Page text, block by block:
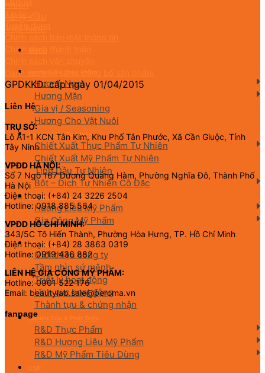
Hương Ngọt
Hương Mặn
Gia vị / Seasoning
Hương Cho Vật Nuôi
Nguyên Liệu Tự Nhiên
Chiết Xuất Thực Phẩm Tự Nhiên
Chiết Xuất Mỹ Phẩm Tự Nhiên
Tinh Dầu Tự Nhiên
Bột – Dịch Tự Nhiên Cô Đặc
Hương Liệu Mỹ Phẩm & Gia Công
Hương Liệu Mỹ Phẩm
Gia Công Mỹ Phẩm
Về chúng tôi
Giới thiệu công ty
Tầm nhìn sứ mệnh
Triết lý hoạt động
Lĩnh vực hoạt động
Thành tựu & chứng nhận
Nghiên Cứu & Phát Triển
R&D Thực Phẩm
R&D Hương Liệu Mỹ Phẩm
R&D Mỹ Phẩm Tiêu Dùng
Chính sách thanh toán
Danh sách hồ sơ tự công bố sản phẩm
GPDKKD: cấp ngày 01/04/2015
Liên Hệ
TRỤ SỞ:
Lô A1-1 KCN Tân Kim, Khu Phố Tân Phước, Xã Cần Giuộc, Tỉnh
Tây Ninh
VPĐD HÀ NỘI:
Số 7 Ngõ 167 Dương Quảng Hàm, Phường Nghĩa Đô, Thành Phố
Hà Nội
Điện thoại: (+84) 24 3226 2504
Hotline: 0918 885 564
VPĐD HỒ CHÍ MINH:
343/5C Tô Hiến Thành, Phường Hòa Hưng, TP. Hồ Chí Minh
Điện thoại: (+84) 28 3863 0319
Hotline: 0919 436 882
LIÊN HỆ GIA CÔNG MỸ PHẨM:
Hotline: 0901 522 176
Email: beautylab.sale@peroma.vn
fanpage